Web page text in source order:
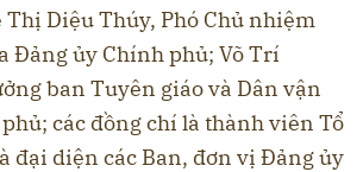
Diệu Thúy, Phó Chủ nhiệm
Đảng ủy Chính phủ; Võ Trí
ban Tuyên giáo và Dân vận
các đồng chí là thành viên Tổ
đại diện các Ban, đơn vị Đảng ủy